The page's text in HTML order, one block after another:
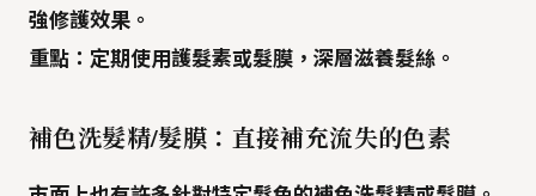
強修護效果。
重點： 定期使用護髮素或髮膜，深層滋養髮絲。
補色洗髮精/髮膜：直接補充流失的色素